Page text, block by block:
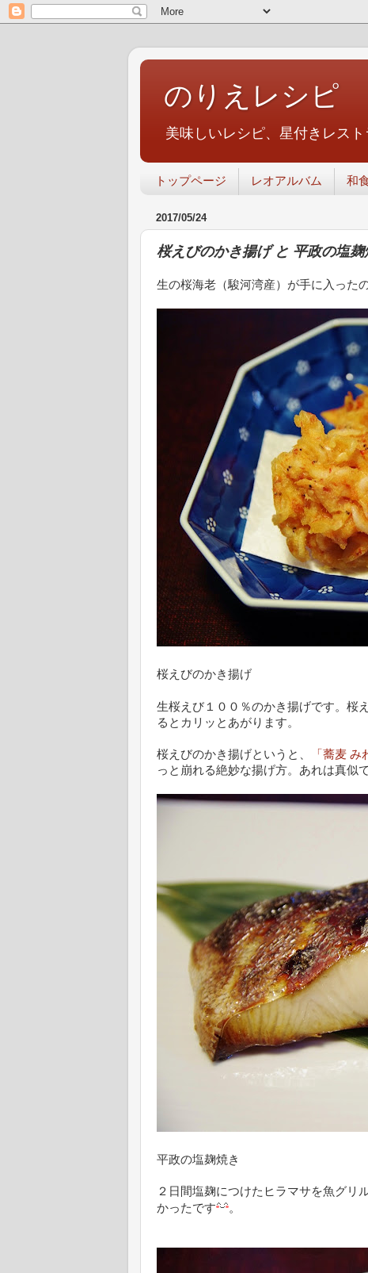
のりえレシピ
美味しいレシピ、星付きレス
トップページ レオアルバム 和
2017/05/24
桜えびのかき揚げ と 平政の塩麹
生の桜海老（駿河湾産）が手に入った
桜えびのかき揚げ
生桜えび１００％のかき揚げです。桜
るとカリッとあがります。
桜えびのかき揚げというと、 「蕎麦
っと崩れる絶妙な揚げ方。あれは真似
平政の塩麹焼き
２日間塩麹につけたヒラマサを魚グリ
かったです
。